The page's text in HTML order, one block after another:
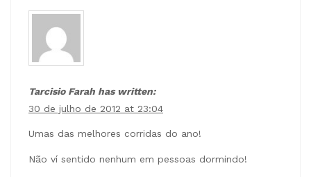
Tarcisio Farah has written:
30 de julho de 2012 at 23:04
Umas das melhores corridas do ano!
Não ví sentido nenhum em pessoas dormindo!